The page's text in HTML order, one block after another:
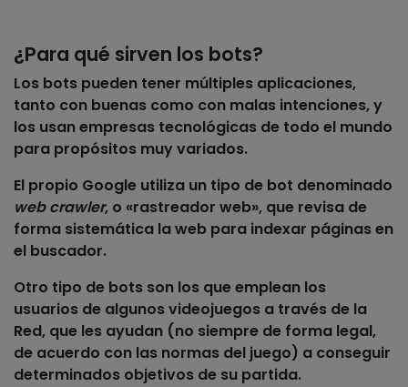
¿Para qué sirven los bots?
Los bots pueden tener múltiples aplicaciones,
tanto con buenas como con malas intenciones, y
los usan empresas tecnológicas de todo el mundo
para propósitos muy variados.
El propio Google utiliza un tipo de bot denominado
web crawler, o «rastreador web», que revisa de
forma sistemática la web para indexar páginas en
el buscador.
Otro tipo de bots son los que emplean los
usuarios de algunosvideojuegos a través de la
Red, que les ayudan (no siempre de forma legal,
de acuerdo con las normas del juego) a conseguir
determinados objetivos de su partida.